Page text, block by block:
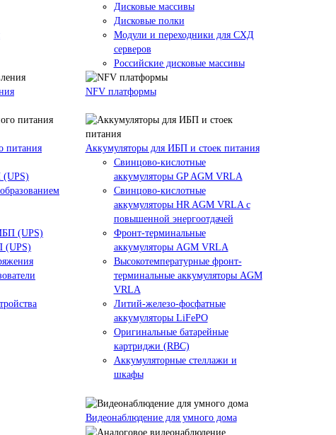
Дисковые массивы
Дисковые полки
Модули и переходники для СХД
серверов
Российские дисковые массивы
NFV платформы
питания
(UPS)
(UPS)
Аккумуляторы для ИБП и стоек питания
Свинцово-кислотные
аккумуляторы GP AGM VRLA
Свинцово-кислотные
аккумуляторы HR AGM VRLA с
повышенной энергоотдачей
Фронт-терминальные
аккумуляторы AGM VRLA
Высокотемпературные фронт-
терминальные аккумуляторы AGM
VRLA
Литий-железо-фосфатные
аккумуляторы LiFePO
Оригинальные батарейные
картриджи (RBC)
Аккумуляторные стеллажи и
шкафы
Видеонаблюдение для умного дома